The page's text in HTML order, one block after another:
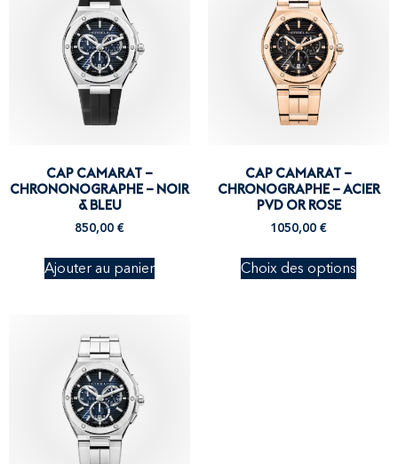
CAP CAMARAT –
CHRONONOGRAPHE – NOIR
& BLEU
850,00 €
Ajouter au panier
CAP CAMARAT –
CHRONOGRAPHE – ACIER
PVD OR ROSE
1050,00 €
Choix des options